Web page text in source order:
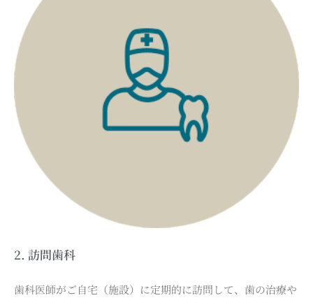
2. 訪問歯科
歯科医師がご自宅（施設）に定期的に訪問して、歯の治療や